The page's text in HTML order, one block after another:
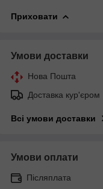
Приховати
Умови доставки
Нова Пошта
Доставка кур'єром
Всі умови доставки
Умови оплати
Післяплата